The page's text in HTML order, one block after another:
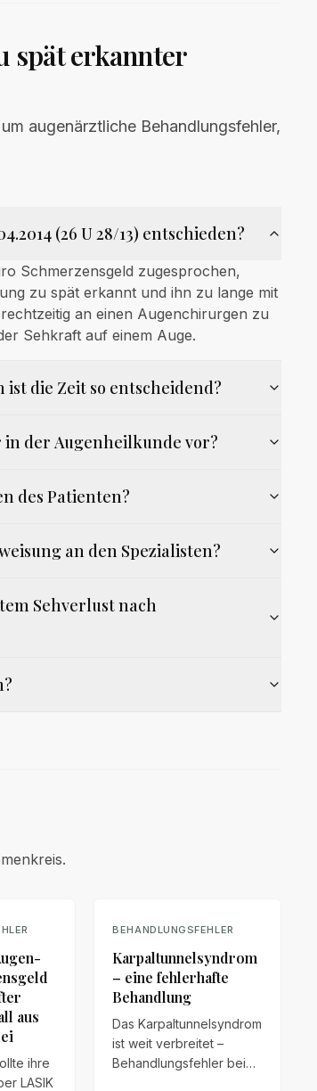
spät erkannter
augenärztliche Behandlungsfehler,
(26 U 28/13) entschieden?
Schmerzensgeld zugesprochen,
zu spät erkannt und ihn zu lange mit
an einen Augenchirurgen zu
Sehkraft auf einem Auge.
die Zeit so entscheidend?
der Augenheilkunde vor?
des Patienten?
an den Spezialisten?
Sehverlust nach
aus
ihre
LASIK
BEHANDLUNGSFEHLER
Karpaltunnelsyndrom
– eine fehlerhafte
Behandlung
Das Karpaltunnelsyndrom
ist weit verbreitet –
Behandlungsfehler bei